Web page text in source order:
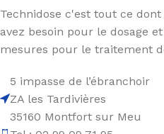
Technidose c'est tout ce dont
avez besoin pour le dosage
mesures pour le traitement
5 impasse de l’ébranchoir
ZA les Tardivières
35160 Montfort sur Meu